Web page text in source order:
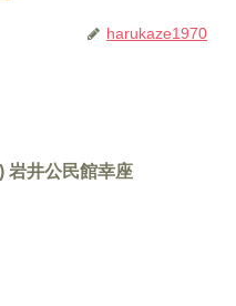
harukaze1970
岩井公民館幸座